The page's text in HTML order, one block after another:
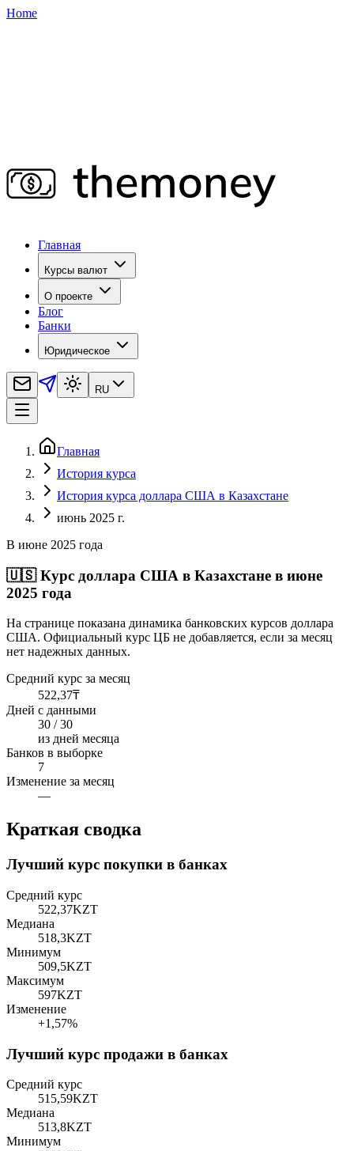
Home
Главная
Курсы валют
О проекте
Блог
Банки
Юридическое
RU
Главная
История курса
История курса доллара США в Казахстане
июнь 2025 г.
В июне 2025 года
🇺🇸 Курс доллара США в Казахстане в июне
2025 года
На странице показана динамика банковских курсов доллара
США. Официальный курс ЦБ не добавляется, если за месяц
нет надежных данных.
Средний курс за месяц
522,37₸
Дней с данными
30 / 30
из дней месяца
Банков в выборке
7
Изменение за месяц
—
Краткая сводка
Лучший курс покупки в банках
Средний курс
522,37KZT
Медиана
518,3KZT
Минимум
509,5KZT
Максимум
597KZT
Изменение
+1,57%
Лучший курс продажи в банках
Средний курс
515,59KZT
Медиана
513,8KZT
Минимум